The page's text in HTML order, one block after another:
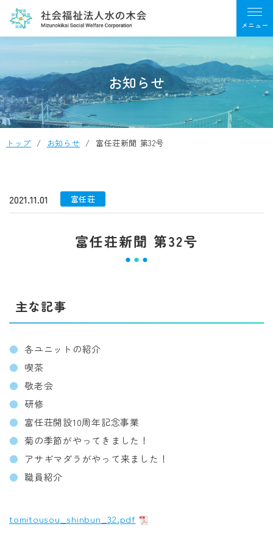
お知らせ
トップ お知らせ 富任荘新聞 第32号
2021.11.01 富任荘
富任荘新聞 第32号
主な記事
各ユニットの紹介
喫茶
敬老会
研修
富任荘開設10周年記念事業
菊の季節がやってきました！
アサギマダラがやって来ました！
職員紹介
tomitousou_shinbun_32.pdf